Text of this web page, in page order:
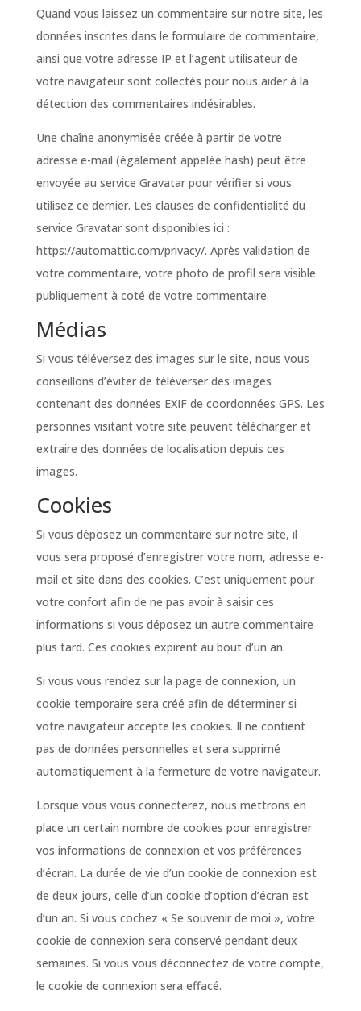
Quand vous laissez un commentaire sur notre site, les
données inscrites dans le formulaire de commentaire,
ainsi que votre adresse IP et l’agent utilisateur de
votre navigateur sont collectés pour nous aider à la
détection des commentaires indésirables.
Une chaîne anonymisée créée à partir de votre
adresse e-mail (également appelée hash) peut être
envoyée au service Gravatar pour vérifier si vous
utilisez ce dernier. Les clauses de confidentialité du
service Gravatar sont disponibles ici :
https://automattic.com/privacy/. Après validation de
votre commentaire, votre photo de profil sera visible
publiquement à coté de votre commentaire.
Médias
Si vous téléversez des images sur le site, nous vous
conseillons d’éviter de téléverser des images
contenant des données EXIF de coordonnées GPS. Les
personnes visitant votre site peuvent télécharger et
extraire des données de localisation depuis ces
images.
Cookies
Si vous déposez un commentaire sur notre site, il
vous sera proposé d’enregistrer votre nom, adresse e-
mail et site dans des cookies. C’est uniquement pour
votre confort afin de ne pas avoir à saisir ces
informations si vous déposez un autre commentaire
plus tard. Ces cookies expirent au bout d’un an.
Si vous vous rendez sur la page de connexion, un
cookie temporaire sera créé afin de déterminer si
votre navigateur accepte les cookies. Il ne contient
pas de données personnelles et sera supprimé
automatiquement à la fermeture de votre navigateur.
Lorsque vous vous connecterez, nous mettrons en
place un certain nombre de cookies pour enregistrer
vos informations de connexion et vos préférences
d’écran. La durée de vie d’un cookie de connexion est
de deux jours, celle d’un cookie d’option d’écran est
d’un an. Si vous cochez « Se souvenir de moi », votre
cookie de connexion sera conservé pendant deux
semaines. Si vous vous déconnectez de votre compte,
le cookie de connexion sera effacé.